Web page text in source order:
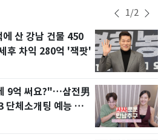
1/2
산 강남 건물 450
후 차익 280억 '잭팟'
9억 써요?"…삼전男
체소개팅 예능 화